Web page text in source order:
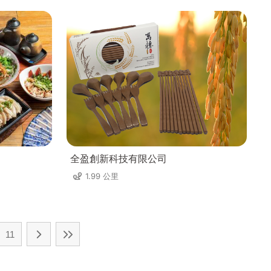
全盈創新科技有限公司
1.99 公里
11